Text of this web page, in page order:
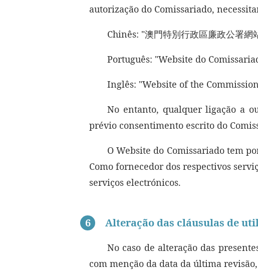
autorização do Comissariado,
Chinês: "澳門特別行政區廉政公署網
Português: "Website do
Inglês: "Website of the
No entanto, qualquer ligação a
prévio consentimento escrito do
O Website do Comissariado tem
Como fornecedor dos respectivos
serviços electrónicos.
6 Alteração das cláusulas de
No caso de alteração das
com menção da data da última